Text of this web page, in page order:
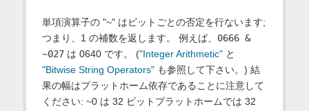
単項演算子の "~" はビットごとの否定を行ないます;
つまり、1 の補数を返します。 例えば、 0666 &
~027は 0640 です。 ("Integer Arithmetic"と
"Bitwise String Operators"も参照して下さい。) 結
果の幅はプラットホーム依存であることに注意して
ください: ~0 は 32 ビットプラットホームでは 32